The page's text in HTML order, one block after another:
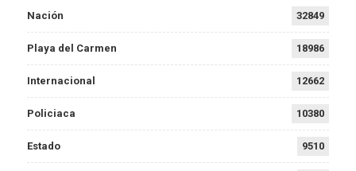
Nación 32849
Playa del Carmen 18986
Internacional 12662
Policiaca 10380
Estado 9510